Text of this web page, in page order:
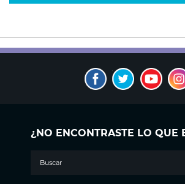
¿NO ENCONTRASTE LO QUE